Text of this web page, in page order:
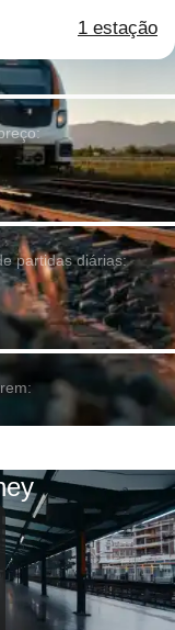
1 estação
partidas diárias: